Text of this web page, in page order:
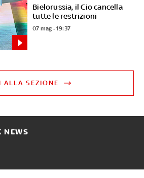
Bielorussia, il Cio cancella
tutte le restrizioni
07 mag - 19:37
ALLA SEZIONE
NEWS